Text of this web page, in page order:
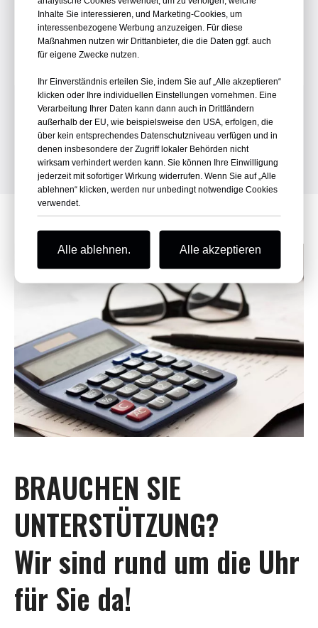
weshalb wir eine Vielzahl flexibler Garantien
anbieten.
WEITERE PRODUKTE ANSEHEN
BRAUCHEN SIE
UNTERSTÜTZUNG?
Wir sind rund um die Uhr
für Sie da!
Inhalte Sie interessieren, und Marketing-Cookies, um
interessenbezogene Werbung anzuzeigen. Für diese
Maßnahmen nutzen wir Drittanbieter, die die Daten ggf. auch
für eigene Zwecke nutzen.
Ihr Einverständnis erteilen Sie, indem Sie auf „Alle akzeptieren“
klicken oder Ihre individuellen Einstellungen vornehmen. Eine
Verarbeitung Ihrer Daten kann dann auch in Drittländern
außerhalb der EU, wie beispielsweise den USA, erfolgen, die
über kein entsprechendes Datenschutzniveau verfügen und in
denen insbesondere der Zugriff lokaler Behörden nicht
wirksam verhindert werden kann. Sie können Ihre Einwilligung
jederzeit mit sofortiger Wirkung widerrufen. Wenn Sie auf „Alle
ablehnen“ klicken, werden nur unbedingt notwendige Cookies
verwendet.
Alle ablehnen. Alle akzeptieren